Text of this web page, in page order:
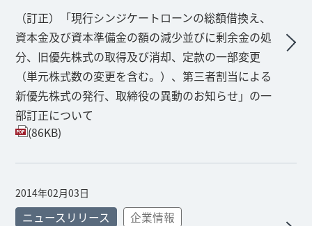
（訂正）「現行シンジケートローンの総額借換え、
資本金及び資本準備金の額の減少並びに剰余金の処
分、旧優先株式の取得及び消却、定款の一部変更
（単元株式数の変更を含む。）、第三者割当による
新優先株式の発行、取締役の異動のお知らせ」の一
部訂正について
(86KB)
2014年02月03日
ニュースリリース 企業情報